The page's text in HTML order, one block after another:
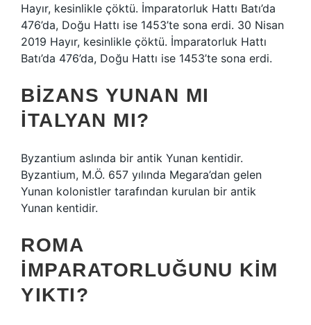
Hayır, kesinlikle çöktü. İmparatorluk Hattı Batı’da
476’da, Doğu Hattı ise 1453’te sona erdi. 30 Nisan
2019 Hayır, kesinlikle çöktü. İmparatorluk Hattı
Batı’da 476’da, Doğu Hattı ise 1453’te sona erdi.
BIZANS YUNAN MI
İTALYAN MI?
Byzantium aslında bir antik Yunan kentidir.
Byzantium, M.Ö. 657 yılında Megara’dan gelen
Yunan kolonistler tarafından kurulan bir antik
Yunan kentidir.
ROMA
İMPARATORLUĞUNU KIM
YIKTI?